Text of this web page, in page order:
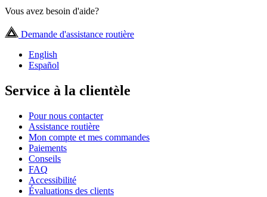
Vous avez besoin d'aide?
Demande d'assistance routière
English
Español
Service à la clientèle
Pour nous contacter
Assistance routière
Mon compte et mes commandes
Paiements
Conseils
FAQ
Accessibilité
Évaluations des clients